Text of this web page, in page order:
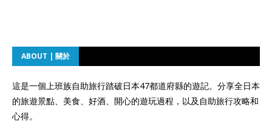
ABOUT | 關於
這是一個上班族自助旅行踏破日本47都道府縣的遊記。分享全日本
的旅遊景點、美食、好酒、開心的遊玩過程，以及自助旅行攻略和
心得。